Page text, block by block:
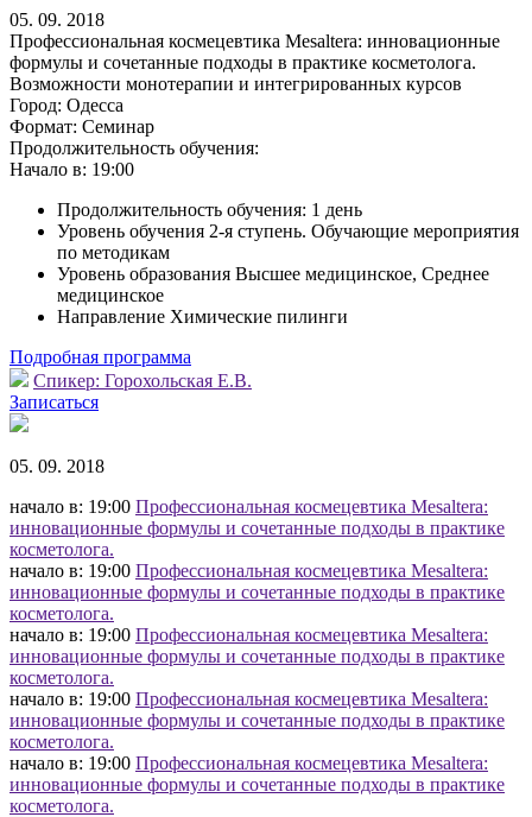
05. 09. 2018
Профессиональная космецевтика Mesaltera: инновационные
формулы и сочетанные подходы в практике косметолога.
Возможности монотерапии и интегрированных курсов
Город: Одесса
Формат: Семинар
Продолжительность обучения:
Начало в: 19:00
Продолжительность обучения: 1 день
Уровень обучения 2-я ступень. Обучающие мероприятия
по методикам
Уровень образования Высшее медицинское, Среднее
медицинское
Направление Химические пилинги
Подробная программа
Спикер: Горохольская Е.В.
Записаться
05. 09. 2018
начало в: 19:00 Профессиональная космецевтика Mesaltera:
инновационные формулы и сочетанные подходы в практике
косметолога.
начало в: 19:00 Профессиональная космецевтика Mesaltera:
инновационные формулы и сочетанные подходы в практике
косметолога.
начало в: 19:00 Профессиональная космецевтика Mesaltera:
инновационные формулы и сочетанные подходы в практике
косметолога.
начало в: 19:00 Профессиональная космецевтика Mesaltera:
инновационные формулы и сочетанные подходы в практике
косметолога.
начало в: 19:00 Профессиональная космецевтика Mesaltera:
инновационные формулы и сочетанные подходы в практике
косметолога.